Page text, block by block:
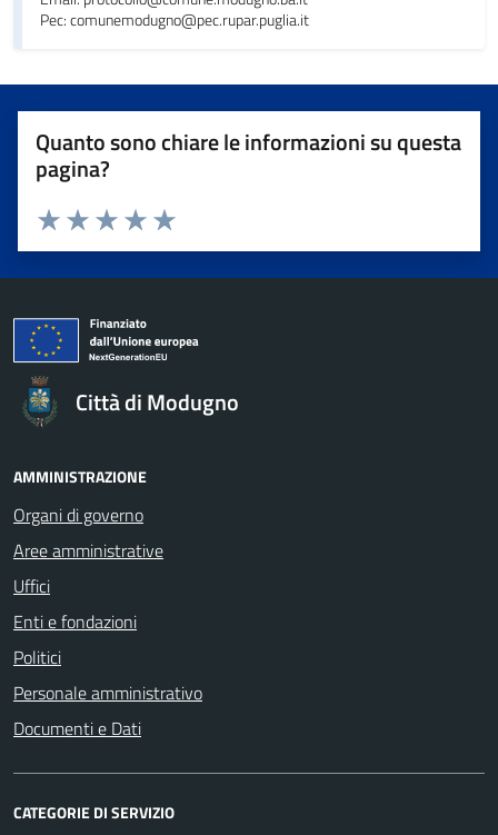
Pec: comunemodugno@pec.rupar.puglia.it
Quanto sono chiare le informazioni su questa
pagina?
Valuta da 1 a 5 stelle la pagina
Valuta 5 stelle su 5
Valuta 4 stelle su 5
Valuta 3 stelle su 5
Valuta 2 stelle su 5
Valuta 1 stelle su 5
Città di Modugno
AMMINISTRAZIONE
Organi di governo
Aree amministrative
Uffici
Enti e fondazioni
Politici
Personale amministrativo
Documenti e Dati
CATEGORIE DI SERVIZIO